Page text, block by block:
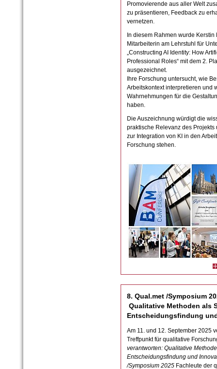
Promovierende aus aller Welt
zu präsentieren, Feedback zu
vernetzen.
In diesem Rahmen wurde
Mitarbeiterin am Lehrstuhl für
„Constructing AI Identity: How
Professional Roles“ mit dem 2.
ausgezeichnet.
Ihre Forschung untersucht, wie
Arbeitskontext interpretieren und
Wahrnehmungen für die
haben.
Die Auszeichnung würdigt die
praktische Relevanz des
zur Integration von KI in den
Forschung stehen.
8. Qual.met /Symposium
Qualitative Methoden als
Entscheidungsfindung
Am 11. und 12. September 2025
Treffpunkt für qualitative
verantworten: Qualitative
Entscheidungsfindung und
/Symposium 2025Fachleute der